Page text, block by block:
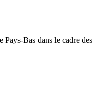
Bas dans le cadre des